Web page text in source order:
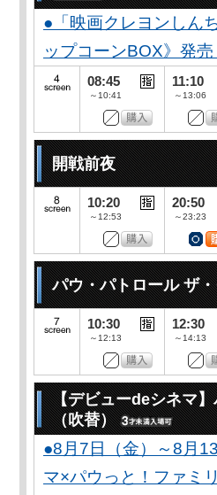
●「映画クレヨンしん
ップコーンBOX》発売
08:45
～10:41
11:10
～13:06
開戦前夜
10:20
～12:53
20:50
～23:23
パウ・パトロール ザ
10:30
～12:13
12:30
～14:13
【デビューdeシネマ
（吹替）
●8月7日（金）～8月
マ×パウっと！ファミ